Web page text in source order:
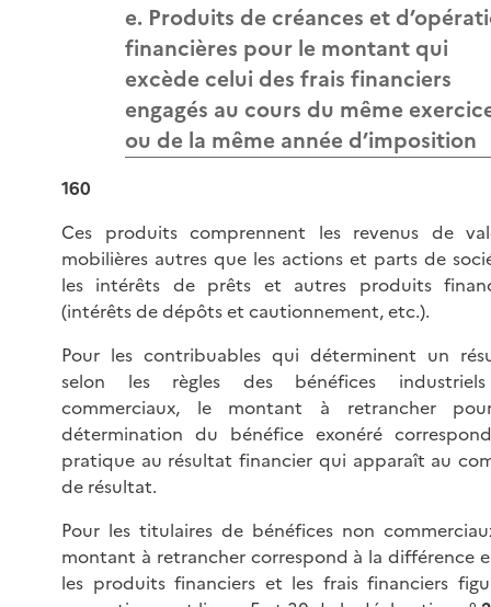
e. Produits de créances et
financières pour le montant qui
excède celui des frais financiers
engagés au cours du même
ou de la même année d’imposition
160
Ces produits comprennent les revenus de
mobilières autres que les actions et parts de
les intérêts de prêts et autres produits
(intérêts de dépôts et cautionnement, etc.).
Pour les contribuables qui déterminent un
selon les règles des bénéfices
commerciaux, le montant à retrancher
détermination du bénéfice exonéré
pratique au résultat financier qui apparaît au
de résultat.
Pour les titulaires de bénéfices non
montant à retrancher correspond à la différence
les produits financiers et les frais financiers